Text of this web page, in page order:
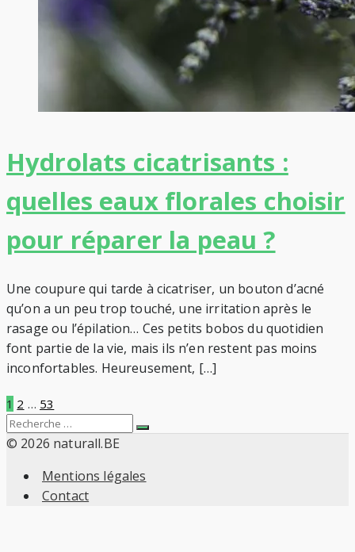
Hydrolats cicatrisants :
quelles eaux florales choisir
pour réparer la peau ?
Une coupure qui tarde à cicatriser, un bouton d’acné
qu’on a un peu trop touché, une irritation après le
rasage ou l’épilation… Ces petits bobos du quotidien
font partie de la vie, mais ils n’en restent pas moins
inconfortables. Heureusement, […]
Pagination
des
publications
1 2 … 53
Search
for:
Recherche
© 2026 naturall.BE
Mentions légales
Contact